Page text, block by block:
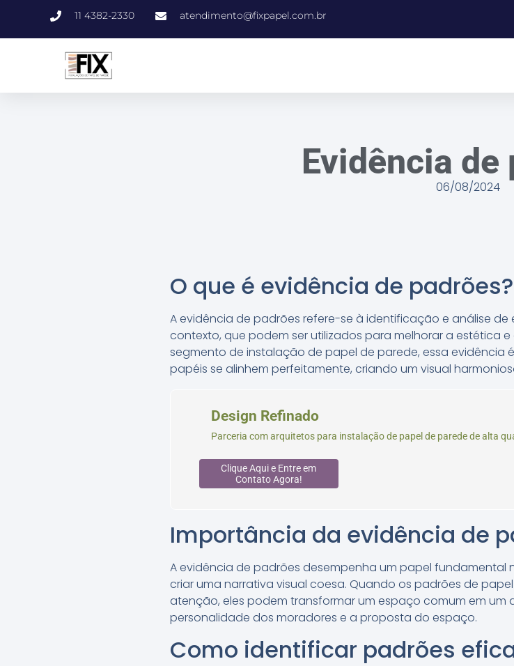
11 4382-2330 atendimento@fixpapel.com.br
Evidência de
06/08/2024
O que é evidência de padrões?
A evidência de padrões refere-se à identificação e análise
contexto, que podem ser utilizados para melhorar a estética
segmento de instalação de papel de parede, essa evidência
papéis se alinhem perfeitamente, criando um visual
Design Refinado
Parceria com arquitetos para instalação de papel de parede de alta
Clique Aqui e Entre em
Contato Agora!
Importância da evidência de
A evidência de padrões desempenha um papel
criar uma narrativa visual coesa. Quando os padrões de
atenção, eles podem transformar um espaço comum em
personalidade dos moradores e a proposta do espaço.
Como identificar padrões